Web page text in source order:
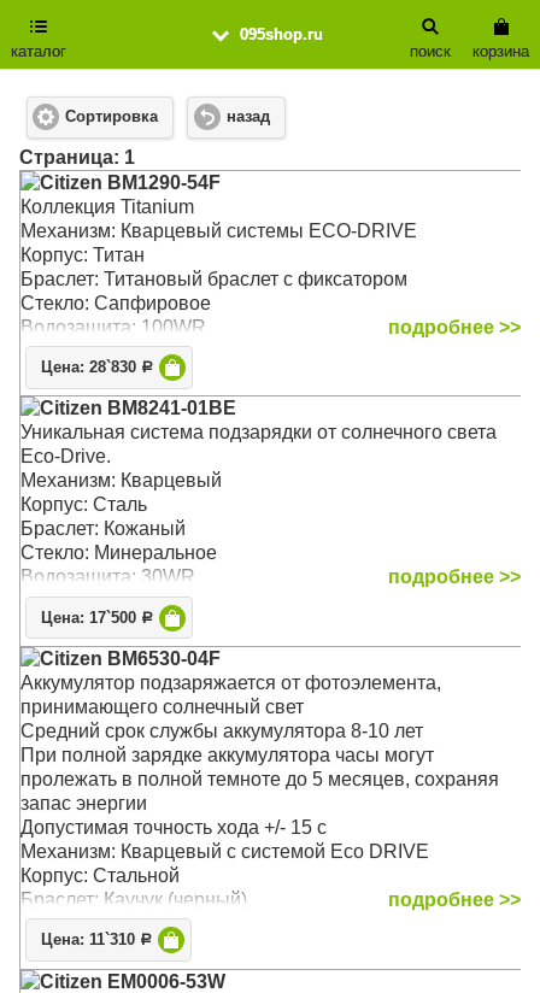
095shop.ru
каталог
корзина
поиск
Сортировка назад
Cтраница: 1
Citizen BM1290-54F
Коллекция Titanium
Механизм: Кварцевый системы ECO-DRIVE
Корпус: Титан
Браслет: Титановый браслет с фиксатором
Стекло: Сапфировое
Водозащита: 100WR
подробнее >>
Цена: 28`830 Р
Citizen BM8241-01BE
Уникальная система подзарядки от солнечного света
Eco-Drive.
Механизм: Кварцевый
Корпус: Сталь
Браслет: Кожаный
Стекло: Минеральное
Водозащита: 30WR
подробнее >>
Цена: 17`500 Р
Citizen BM6530-04F
Аккумулятор подзаряжается от фотоэлемента,
принимающего солнечный свет
Средний срок службы аккумулятора 8-10 лет
При полной зарядке аккумулятора часы могут
пролежать в полной темноте до 5 месяцев, сохраняя
запас энергии
Допустимая точность хода +/- 15 с
Механизм: Кварцевый с системой Eco DRIVE
Корпус: Стальной
Браслет: Каучук (черный)
Стекло: Минеральное
Водозащита: 100WR
подробнее >>
Цена: 11`310 Р
Citizen EM0006-53W